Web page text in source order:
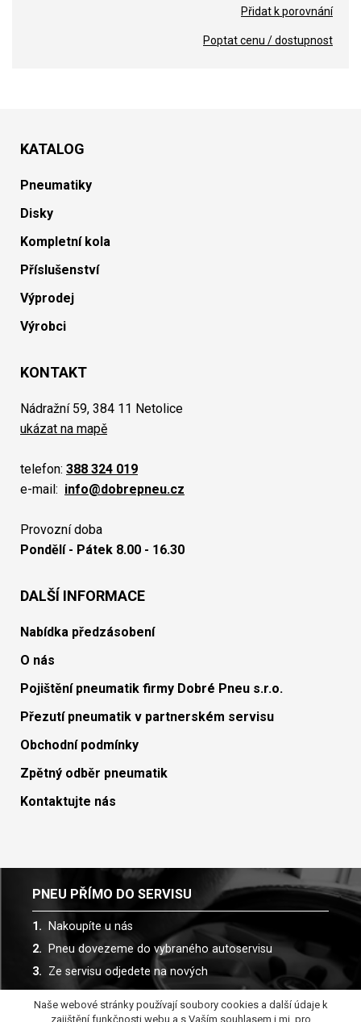
Přidat k porovnání
Poptat cenu / dostupnost
KATALOG
Pneumatiky
Disky
Kompletní kola
Příslušenství
Výprodej
Výrobci
KONTAKT
Nádražní 59, 384 11 Netolice
ukázat na mapě
telefon: 388 324 019
e-mail: info@dobrepneu.cz
Provozní doba
Pondělí - Pátek 8.00 - 16.30
DALŠÍ INFORMACE
Nabídka předzásobení
O nás
Pojištění pneumatik firmy Dobré Pneu s.r.o.
Přezutí pneumatik v partnerském servisu
Obchodní podmínky
Zpětný odběr pneumatik
Kontaktujte nás
PNEU PŘÍMO DO SERVISU
Nakoupíte u nás
Pneu dovezeme do vybraného autoservisu
Ze servisu odjedete na nových
Spolupracujeme s více než 30 autoservisy
Naše webové stránky používají soubory cookies a další údaje k
zajištění funkčnosti webu a s Vaším souhlasem i mj. pro